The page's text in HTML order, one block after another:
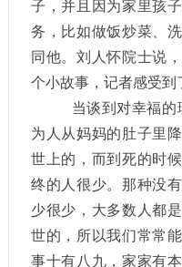
子，并且因为家里孩
务，比如做饭炒菜、
同他。刘人怀院士说
个小故事，记者感受到
当谈到对幸福的理
为人从妈妈的肚子里
世上的，而到死的时
终的人很少。那种没
少很少，大多数人都
世的，所以我们常常
事十有八九，家家有